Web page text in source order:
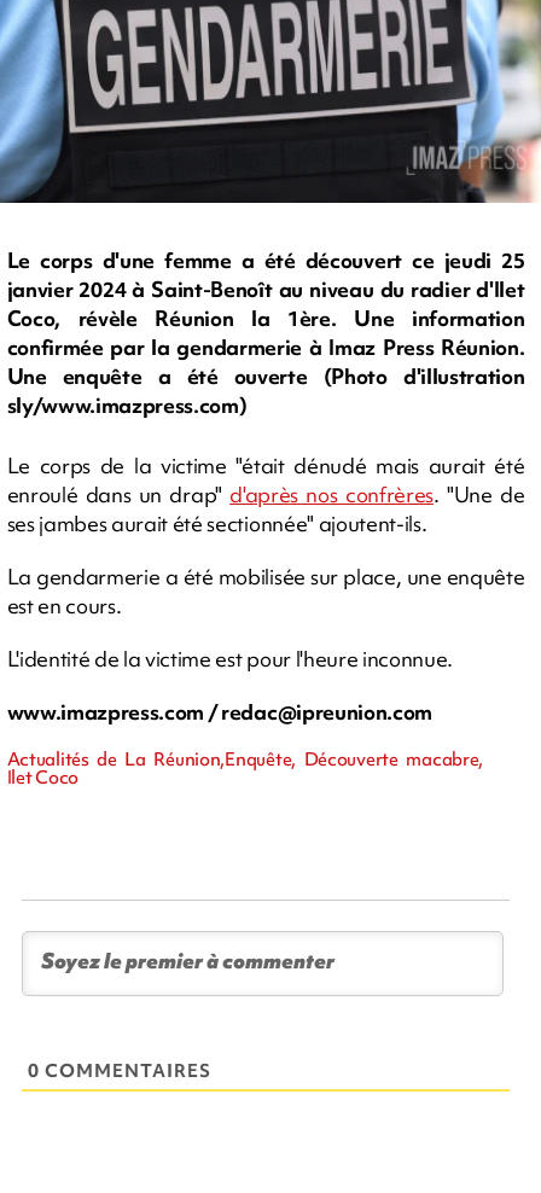
Le corps d'une femme a été découvert ce jeudi 25
janvier 2024 à Saint-Benoît au niveau du radier d'Ilet
Coco, révèle Réunion la 1ère. Une information
confirmée par la gendarmerie à Imaz Press Réunion.
Une enquête a été ouverte (Photo d'illustration
sly/www.imazpress.com)
Le corps de la victime "était dénudé mais aurait été
enroulé dans un drap" d'après nos confrères. "Une de
ses jambes aurait été sectionnée" ajoutent-ils.
La gendarmerie a été mobilisée sur place, une enquête
est en cours.
L'identité de la victime est pour l'heure inconnue.
www.imazpress.com /redac@ipreunion.com
Actualités de La Réunion,Enquête, Découverte macabre,
Ilet Coco
0 COMMENTAIRES